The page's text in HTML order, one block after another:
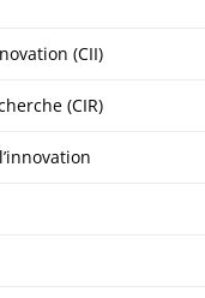
(CII)
(CIR)